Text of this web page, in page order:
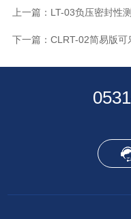
上一篇： LT-03负压密封性
下一篇： CLRT-02简易版可